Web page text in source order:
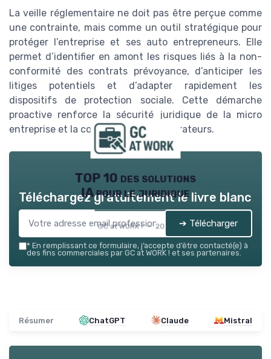
La veille réglementaire ne doit pas être perçue comme
une contrainte, mais comme un outil stratégique pour
protéger l’entreprise et ses auto entrepreneurs. Elle
permet d’identifier en amont les risques liés à la non-
conformité des contrats prévoyance, d’anticiper les
litiges potentiels et d’adapter rapidement les
dispositifs de protection sociale. Cette démarche
proactive renforce la sécurité juridique de la micro
entreprise et la confiance des collaborateurs.
TOP 10 des solutions
IA pour le juridique
GC at WORK ! — 2026
Téléchargez gratuitement le livre blanc
➔ Télécharger
* En remplissant ce formulaire, j’accepte d’être contacté(e) à
des fins commerciales par GC at WORK ! et ses partenaires.
Résumer ChatGPT Claude Mistral